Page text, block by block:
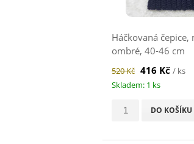
Háčkovaná čepice,
ombré, 40-46 cm
520 Kč 416 Kč / ks
Skladem: 1 ks
DO KOŠÍKU